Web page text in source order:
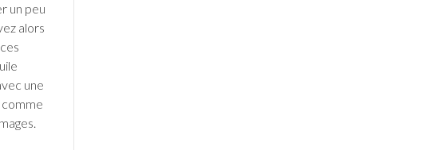
un peu
alors
une
comme